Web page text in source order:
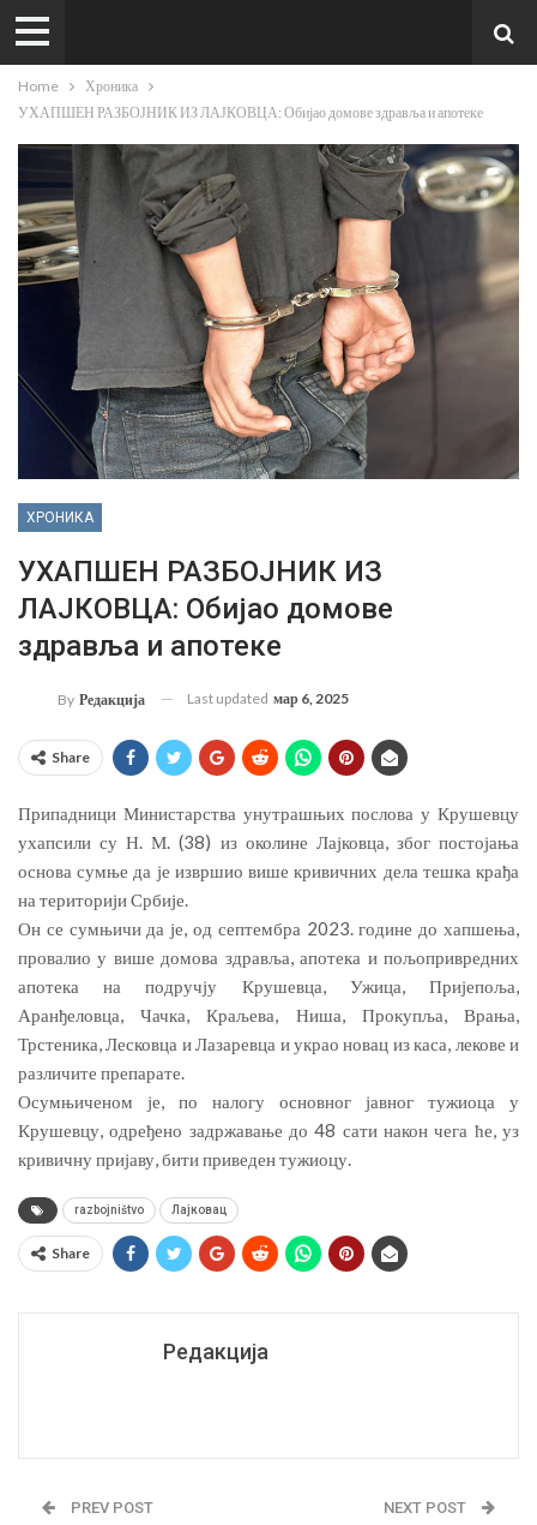
Home
Хроника
УХАПШЕН РАЗБОЈНИК ИЗ ЛАЈКОВЦА: Обијао домове здравља и апотеке
ХРОНИКА
УХАПШЕН РАЗБОЈНИК ИЗ
ЛАЈКОВЦА: Обијао домове
здравља и апотеке
By Редакција Last updated мар 6, 2025
Share
Припадници Министарства унутрашњих послова у Крушевцу
ухапсили су Н. М. (38) из околине Лајковца, због постојања
основа сумње да је извршио више кривичних дела тешка крађа
на територији Србије.
Он се сумњичи да је, од септембра 2023. године до хапшења,
провалио у више домова здравља, апотека и пољопривредних
апотека на подручју Крушевца, Ужица, Пријепоља,
Аранђеловца, Чачка, Краљева, Ниша, Прокупља, Врања,
Трстеника, Лесковца и Лазаревца и украо новац из каса, лекове и
различите препарате.
Осумњиченом је, по налогу основног јавног тужиоца у
Крушевцу, одређено задржавање до 48 сати након чега ће, уз
кривичну пријаву, бити приведен тужиоцу.
razbojništvo Лајковац
Share
Редакција
PREV POST NEXT POST